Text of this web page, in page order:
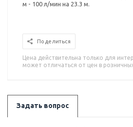
м - 100 л/мин на 23.3 м.
Поделиться
Цена действительна только для
может отличаться от цен в
Задать вопрос